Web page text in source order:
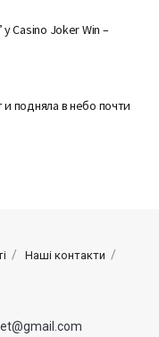
Casino Joker Win –
и подняла в небо почти
Наші контакти